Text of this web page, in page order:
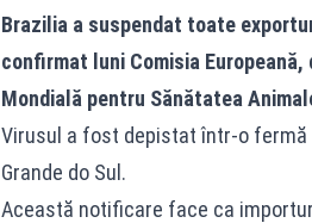
Brazilia a suspendat toate
confirmat luni Comisia
Mondială pentru Sănătatea
Virusul a fost depistat într-o fermă
Grande do Sul.
Această notificare face ca